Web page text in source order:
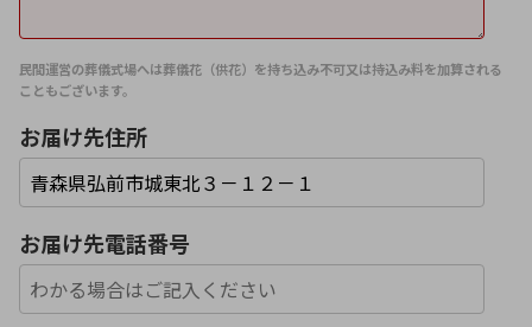
民間運営の葬儀式場へは葬儀花（供花）を持ち込み不可又は持込み料を加算される
こともございます。
お届け先住所
お届け先電話番号